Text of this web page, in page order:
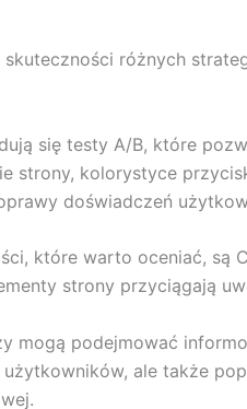
różnych
się testy A/B, które
strony, kolorystyce
doświadczeń
które warto oceniać, są
strony przyciągają
mogą podejmować
ale także